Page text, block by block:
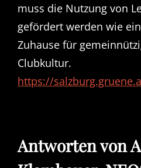
muss die Nutzung von
gefördert werden wie
Zuhause für
Clubkultur.
https://
Antworten von